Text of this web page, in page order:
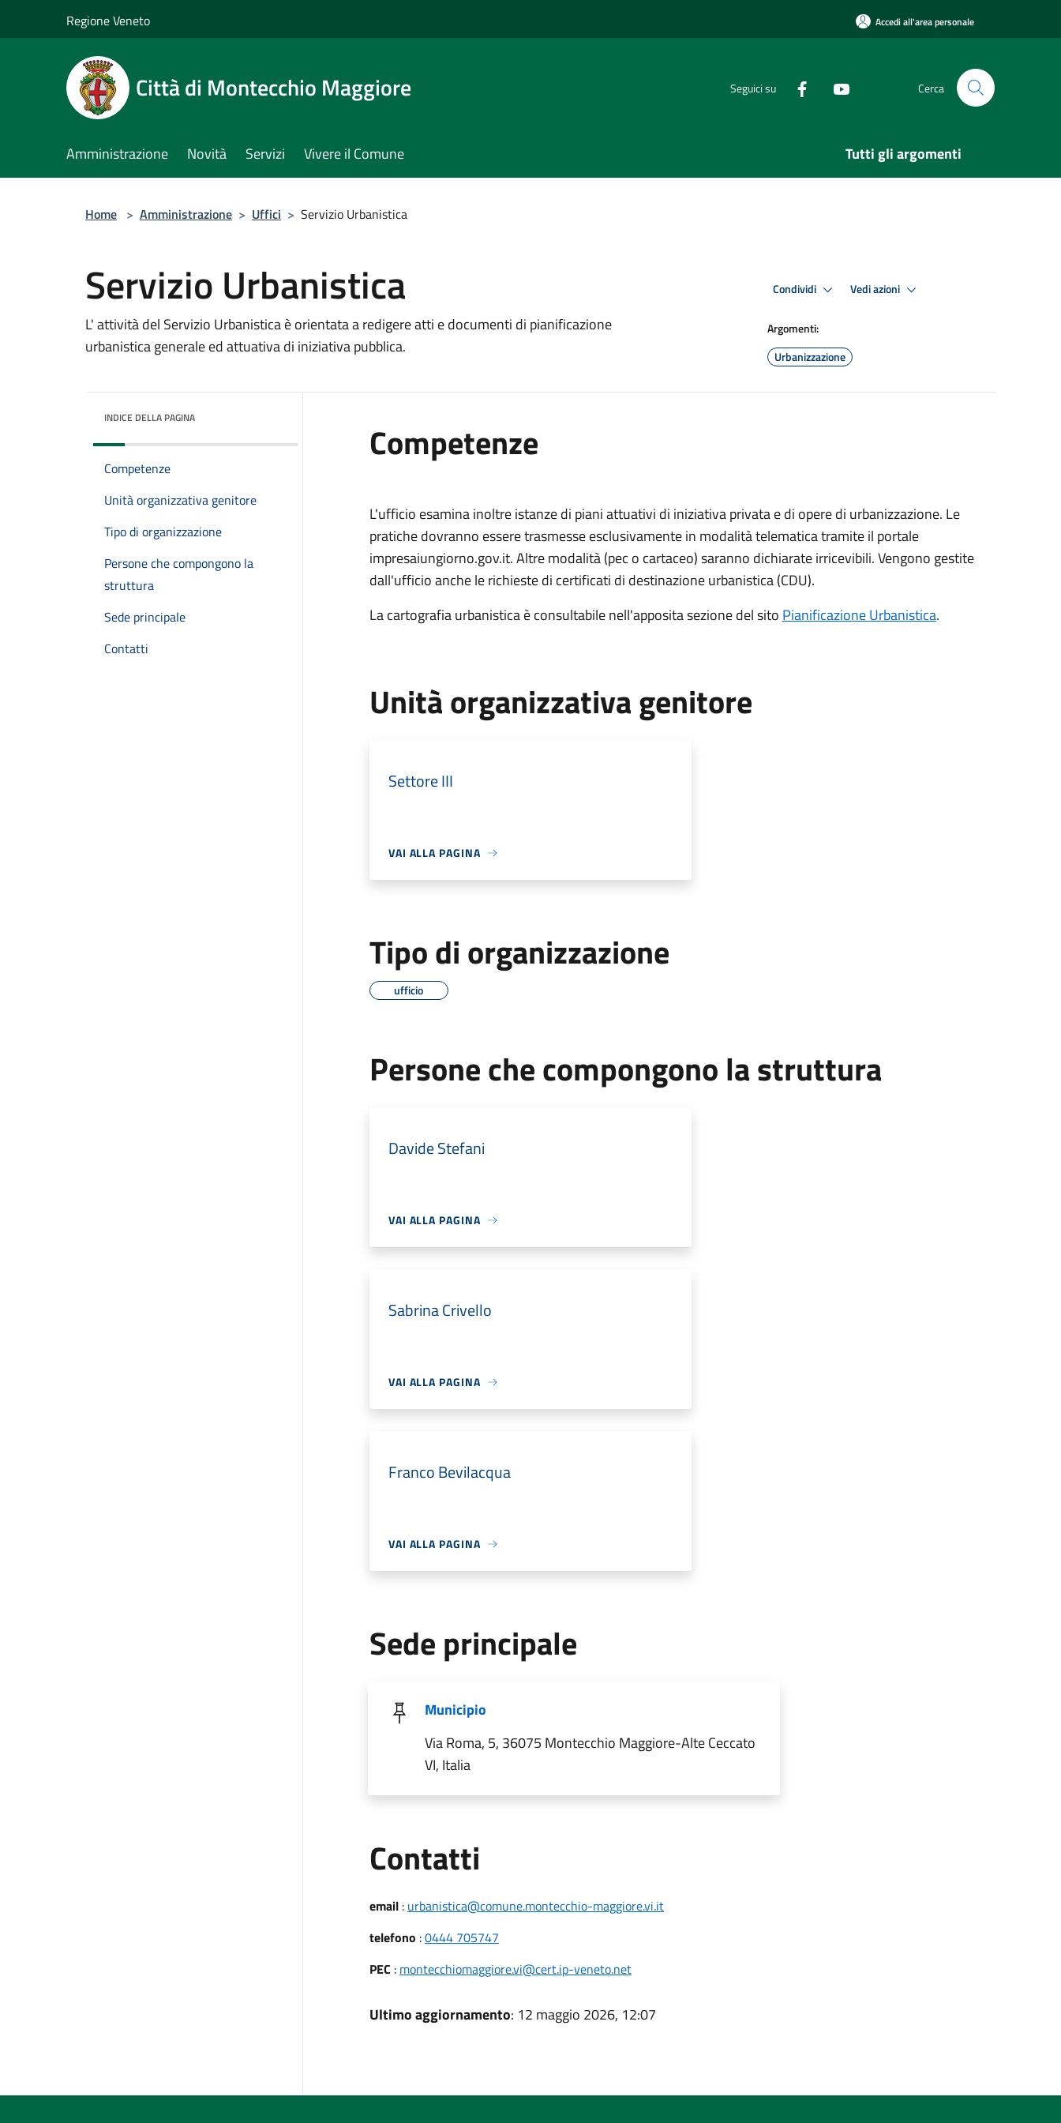
Regione Veneto Accedi all'area personale
Città di Montecchio Maggiore Seguici su Cerca
Amministrazione Novità Servizi Vivere il Comune Tutti gli argomenti
Home > Amministrazione > Uffici > Servizio Urbanistica
Servizio Urbanistica
L' attività del Servizio Urbanistica è orientata a redigere atti e documenti di pianificazione
urbanistica generale ed attuativa di iniziativa pubblica.
Condividi Vedi azioni
Argomenti:
Urbanizzazione
INDICE DELLA PAGINA
Competenze
Unità organizzativa genitore
Tipo di organizzazione
Persone che compongono la
struttura
Sede principale
Contatti
Competenze
L'ufficio esamina inoltre istanze di piani attuativi di iniziativa privata e di opere di urbanizzazione. Le
pratiche dovranno essere trasmesse esclusivamente in modalità telematica tramite il portale
impresaiungiorno.gov.it. Altre modalità (pec o cartaceo) saranno dichiarate irricevibili. Vengono gestite
dall'ufficio anche le richieste di certificati di destinazione urbanistica (CDU).
La cartografia urbanistica è consultabile nell'apposita sezione del sito Pianificazione Urbanistica.
Unità organizzativa genitore
Settore III
VAI ALLA PAGINA
Tipo di organizzazione
ufficio
Persone che compongono la struttura
Davide Stefani
VAI ALLA PAGINA
Sabrina Crivello
VAI ALLA PAGINA
Franco Bevilacqua
VAI ALLA PAGINA
Sede principale
Municipio
Via Roma, 5, 36075 Montecchio Maggiore-Alte Ceccato
VI, Italia
Contatti
email: urbanistica@comune.montecchio-maggiore.vi.it
telefono :0444 705747
PEC : montecchiomaggiore.vi@cert.ip-veneto.net
Ultimo aggiornamento: 12 maggio 2026, 12:07